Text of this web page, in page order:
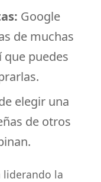
Google
de muchas
que puedes
elegir una
de otros
liderando la